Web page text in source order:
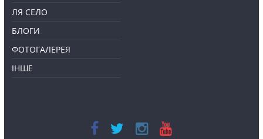
ЛЯ СЕЛО
БЛОГИ
ФОТОГАЛЕРЕЯ
ІНШЕ